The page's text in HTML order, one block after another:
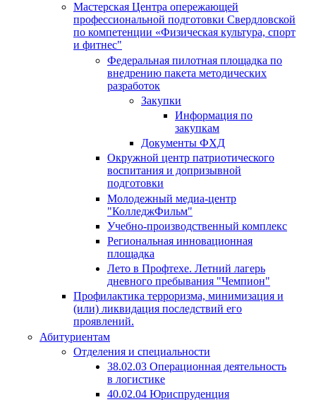
Мастерская Центра опережающей
профессиональной подготовки Свердловской
по компетенции «Физическая культура, спорт
и фитнес"
Федеральная пилотная площадка по
внедрению пакета методических
разработок
Закупки
Информация по
закупкам
Документы ФХД
Окружной центр патриотического
воспитания и допризывной
подготовки
Молодежный медиа-центр
"КолледжФильм"
Учебно-производственный комплекс
Региональная инновационная
площадка
Лето в Профтехе. Летний лагерь
дневного пребывания "Чемпион"
Профилактика терроризма, минимизация и
(или) ликвидация последствий его
проявлений.
Абитуриентам
Отделения и специальности
38.02.03 Операционная деятельность
в логистике
40.02.04 Юриспруденция